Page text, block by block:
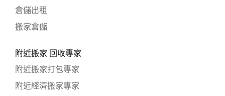
倉儲出租
搬家倉儲
附近搬家 回收專家
附近搬家打包專家
附近經濟搬家專家